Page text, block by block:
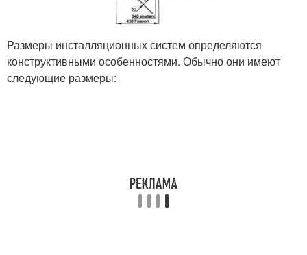
Размеры инсталляционных систем определяются
конструктивными особенностями. Обычно они имеют
следующие размеры: